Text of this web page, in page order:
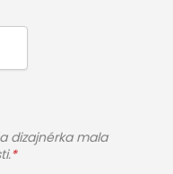
dizajnérka mala
*